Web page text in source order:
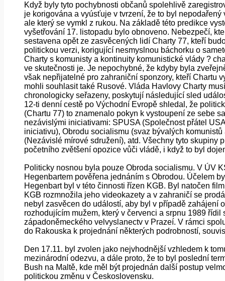
Když byly tyto pochybnosti občanů spolehlivě
je korigována a vyúsťuje v tvrzení, že to byl
ale který se vymkl z rukou. Na základě této predikce
vyšetřování 17. listopadu bylo obnoveno. Nebezpečí,
sestavena opět ze zasvěcených lidí Charty 77, kteří
politickou verzi, korigující nesmyslnou báchorku o
Charty s komunisty a kontinuity komunistické vlády ?
ve skutečnosti je. Je nepochybné, že kdyby byla
však nepřijatelné pro zahraniční sponzory, kteří Chartu
mohli souhlasit také Rusové. Vláda Havlovy Charty
chronologicky seřazeny, poskytují následující sled
12-ti denní cestě po Východní Evropě shledal, že
(Chartu 77) to znamenalo pokyn k vystoupení ze sebe
nezávislými iniciativami: SPUSA (Společnost přátel
iniciativu), Obrodu socialismu (svaz bývalých
(Nezávislé mírové sdružení), atd. Všechny tyto skupiny
početního zvětšení opozice vůči vládě, i když to byl
Politicky nosnou byla pouze Obroda socialismu. V ÚV
Hegenbartem pověřena jednáním s Obrodou. Účelem
Hegenbart byl v této činnosti řízen KGB. Byl natočen
KGB rozmnožila jeho videokazety a v zahraničí se
nebyl zasvěcen do událostí, aby byl v případě zahájení
rozhodujícím mužem, který v červenci a srpnu 1989
západoněmeckého velvyslanectv v Prazeí. V rámci
do Rakouska k projednání některých podrobností,
Den 17.11. byl zvolen jako nejvhodnější vzhledem k
mezinárodní odezvu, a dále proto, že to byl poslední
Bush na Maltě, kde měl být projednán další postup
politickou změnu v Československu.